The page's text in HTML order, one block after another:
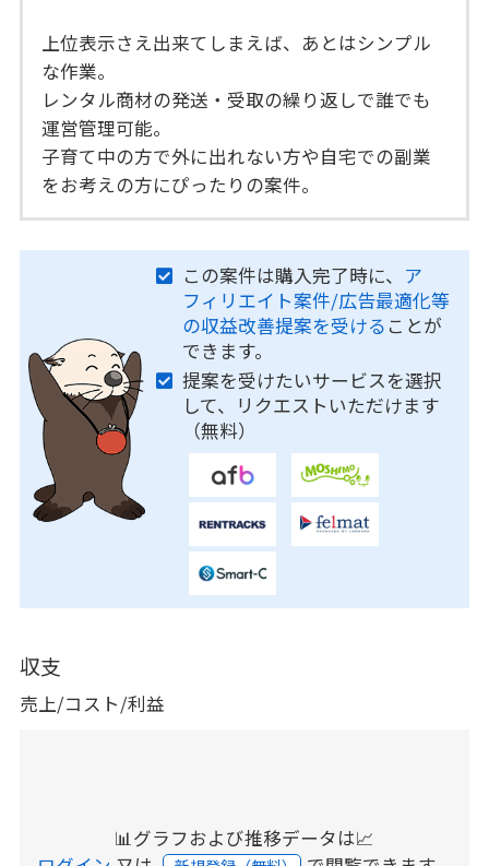
上位表示さえ出来てしまえば、あとはシンプル
な作業。
レンタル商材の発送・受取の繰り返しで誰でも
運営管理可能。
子育て中の方で外に出れない方や自宅での副業
をお考えの方にぴったりの案件。
この案件は購入完了時に、 ア
フィリエイト案件/広告最適化等
の収益改善提案を受ける ことが
できます。
提案を受けたいサービスを選択
して、リクエストいただけます
（無料）
収支
売上/コスト/利益
📊グラフおよび推移データは📈